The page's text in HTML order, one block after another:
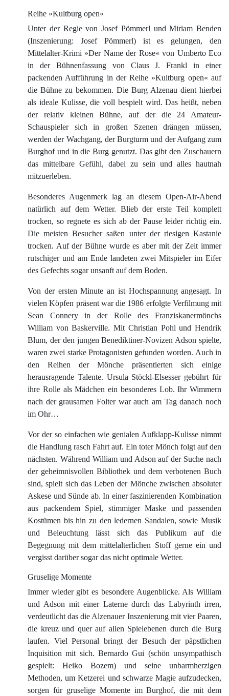
Reihe »Kultburg open«
Unter der Regie von Josef Pömmerl und Miriam Benden
(Inszenierung: Josef Pömmerl) ist es gelungen, den
Mittelalter-Krimi »Der Name der Rose« von Umberto Eco
in der Bühnenfassung von Claus J. Frankl in einer
packenden Aufführung in der Reihe »Kultburg open« auf
die Bühne zu bekommen. Die Burg Alzenau dient hierbei
als ideale Kulisse, die voll bespielt wird. Das heißt, neben
der relativ kleinen Bühne, auf der die 24 Amateur-
Schauspieler sich in großen Szenen drängen müssen,
werden der Wachgang, der Burgturm und der Aufgang zum
Burghof und in die Burg genutzt. Das gibt den Zuschauern
das mittelbare Gefühl, dabei zu sein und alles hautnah
mitzuerleben.
Besonderes Augenmerk lag an diesem Open-Air-Abend
natürlich auf dem Wetter. Blieb der erste Teil komplett
trocken, so regnete es sich ab der Pause leider richtig ein.
Die meisten Besucher saßen unter der riesigen Kastanie
trocken. Auf der Bühne wurde es aber mit der Zeit immer
rutschiger und am Ende landeten zwei Mitspieler im Eifer
des Gefechts sogar unsanft auf dem Boden.
Von der ersten Minute an ist Hochspannung angesagt. In
vielen Köpfen präsent war die 1986 erfolgte Verfilmung mit
Sean Connery in der Rolle des Franziskanermönchs
William von Baskerville. Mit Christian Pohl und Hendrik
Blum, der den jungen Benediktiner-Novizen Adson spielte,
waren zwei starke Protagonisten gefunden worden. Auch in
den Reihen der Mönche präsentierten sich einige
herausragende Talente. Ursula Stöckl-Elsesser gebührt für
ihre Rolle als Mädchen ein besonderes Lob. Ihr Wimmern
nach der grausamen Folter war auch am Tag danach noch
im Ohr…
Vor der so einfachen wie genialen Aufklapp-Kulisse nimmt
die Handlung rasch Fahrt auf. Ein toter Mönch folgt auf den
nächsten. Während William und Adson auf der Suche nach
der geheimnisvollen Bibliothek und dem verbotenen Buch
sind, spielt sich das Leben der Mönche zwischen absoluter
Askese und Sünde ab. In einer faszinierenden Kombination
aus packendem Spiel, stimmiger Maske und passenden
Kostümen bis hin zu den ledernen Sandalen, sowie Musik
und Beleuchtung lässt sich das Publikum auf die
Begegnung mit dem mittelalterlichen Stoff gerne ein und
vergisst darüber sogar das nicht optimale Wetter.
Gruselige Momente
Immer wieder gibt es besondere Augenblicke. Als William
und Adson mit einer Laterne durch das Labyrinth irren,
verdeutlicht das die Alzenauer Inszenierung mit vier Paaren,
die kreuz und quer auf allen Spielebenen durch die Burg
laufen. Viel Personal bringt der Besuch der päpstlichen
Inquisition mit sich. Bernardo Gui (schön unsympathisch
gespielt: Heiko Bozem) und seine unbarmherzigen
Methoden, um Ketzerei und schwarze Magie aufzudecken,
sorgen für gruselige Momente im Burghof, die mit dem